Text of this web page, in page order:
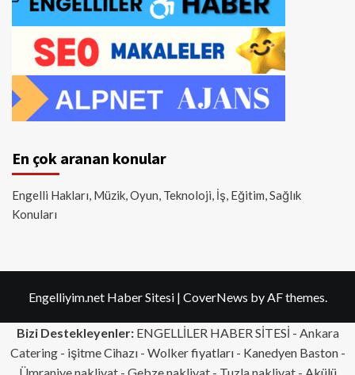
En çok aranan konular
Engelli Hakları, Müzik, Oyun, Teknoloji, İş, Eğitim, Sağlık
Konuları
Engelliyim.net Haber Sitesi | CoverNews by AF themes.
Bizi Destekleyenler:ENGELLİLER HABER SİTESİ - Ankara
Catering- işitme Cihazı - Wolker fiyatları - Kanedyen Baston -